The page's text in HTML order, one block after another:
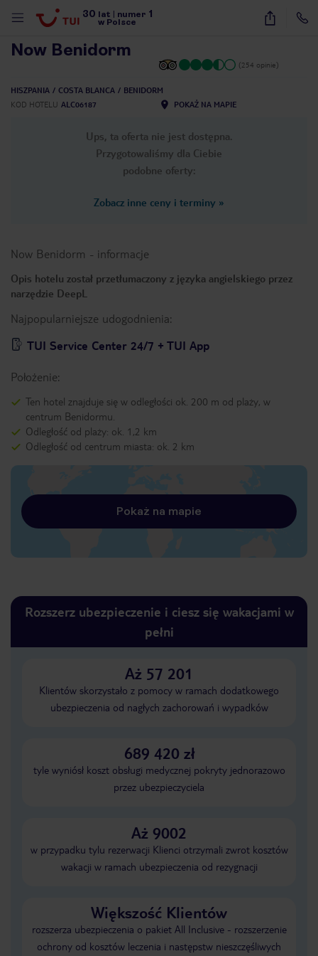
30 lat numer 1
w Polsce
10
Now Benidorm
(254 opinie)
HISZPANIA COSTA BLANCA
BENIDORM
KOD HOTELU ALC06187 POKAŻ NA MAPIE
Ups, ta oferta nie jest dostępna.
Przygotowaliśmy dla Ciebie
podobne oferty:
Zobacz inne ceny i terminy »
Now Benidorm - informacje
Opis hotelu został przetłumaczony z języka angielskiego przez
narzędzie DeepL
Najpopularniejsze udogodnienia:
TUI Service Center 24/7 + TUI App
Położenie:
Ten hotel znajduje się w odległości ok. 200 m od plaży, w
centrum Benidormu.
Odległość od plaży: ok. 1,2 km
Odległość od centrum miasta: ok. 2 km
Pokaż na mapie
Rozszerz ubezpieczenie i ciesz się wakacjami w
pełni
Aż 57 201
Klientów skorzystało z pomocy w ramach dodatkowego
ubezpieczenia od nagłych zachorowań i wypadków
689 420 zł
tyle wyniósł koszt obsługi medycznej pokryty jednorazowo
przez ubezpieczyciela
Aż 9002
w przypadku tylu rezerwacji Klienci otrzymali zwrot kosztów
wakacji w ramach ubezpieczenia od rezygnacji
Większość Klientów
rozszerza ubezpieczenia o pakiet All Inclusive - rozszerzenie
ochrony od kosztów leczenia i następstw nieszczęśliwych